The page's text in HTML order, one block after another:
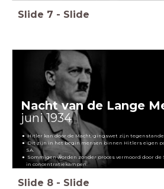
Slide 7 - Slide
Nacht van de Lange
juni 1934
Hitler kan door de Machtigingswet zijn
Dit zijn in het begin mensen binnen Hitlers eigen
SA.
Sommigen worden zonder proces vermoord door de
in concentratiekampen.
Slide 8 - Slide